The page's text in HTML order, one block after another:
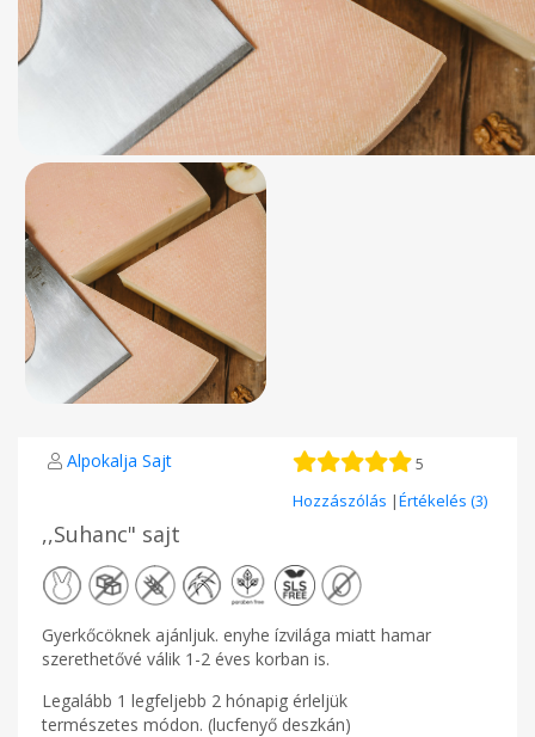
Alpokalja Sajt 5
Hozzászólás |Értékelés (3)
,,Suhanc" sajt
Gyerkőcöknek ajánljuk. enyhe ízvilága miatt hamar
szerethetővé válik 1-2 éves korban is.
Legalább 1 legfeljebb 2 hónapig érleljük
természetes módon. (lucfenyő deszkán)